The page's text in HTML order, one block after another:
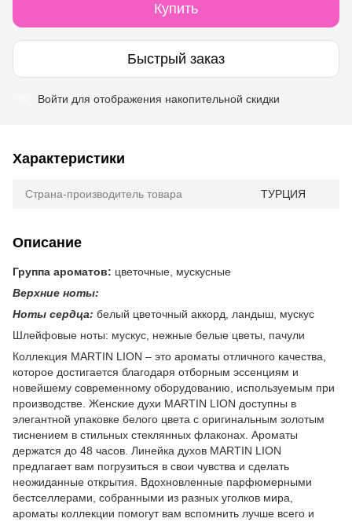
Купить
Быстрый заказ
Войти для отображения накопительной скидки
Характеристики
Страна-производитель товара ТУРЦИЯ
Описание
Группа ароматов: цветочные, мускусные
Верхние ноты:
Ноты сердца: белый цветочный аккорд, ландыш, мускус
Шлейфовые ноты: мускус, нежные белые цветы, пачули
Коллекция MARTIN LION – это ароматы отличного качества,
которое достигается благодаря отборным эссенциям и
новейшему современному оборудованию, используемым при
производстве. Женские духи MARTIN LION доступны в
элегантной упаковке белого цвета с оригинальным золотым
тиснением в стильных стеклянных флаконах. Ароматы
держатся до 48 часов. Линейка духов MARTIN LION
предлагает вам погрузиться в свои чувства и сделать
неожиданные открытия. Вдохновленные парфюмерными
бестселлерами, собранными из разных уголков мира,
ароматы коллекции помогут вам вспомнить лучше всего и